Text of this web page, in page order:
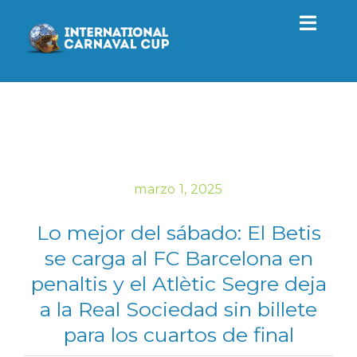
contenido
Torneo
Contacto
ES
marzo 1, 2025
Lo mejor del sábado: El Betis
se carga al FC Barcelona en
penaltis y el Atlètic Segre deja
a la Real Sociedad sin billete
para los cuartos de final